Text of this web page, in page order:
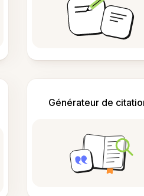
Générateur de